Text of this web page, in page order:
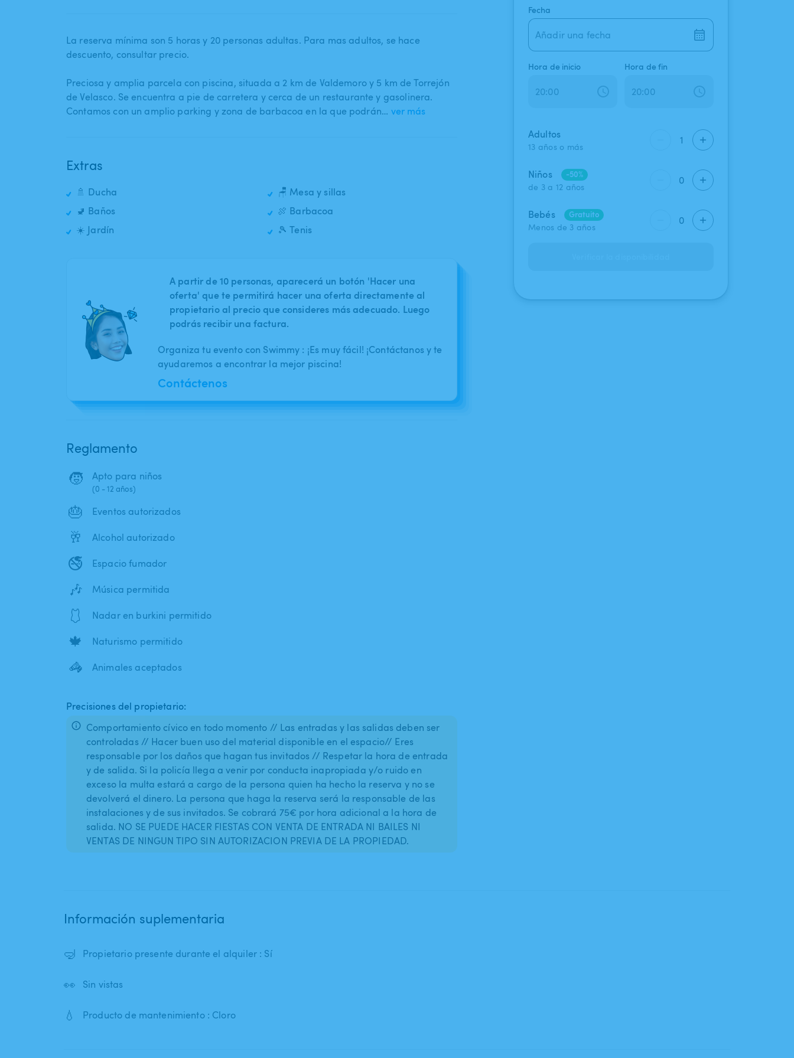
La reserva mínima son 5 horas y 20 personas adultas. Para mas adultos​,​ se hace
descuento​,​ consultar precio.
Preciosa y amplia parcela con piscina​,​ situada a 2 km de Valdemoro y 5 km de Torrejón
de Velasco. Se encuentra a pie de carretera y cerca de un restaurante y gasolinera.
Contamos con un amplio parking y zona de barbacoa en la que podrán… ver más
Extras
🚿 Ducha
🚽 Baños
☀️ Jardín
🪑 Mesa y sillas
🍖 Barbacoa
🎾 Tenis
A partir de 10 personas, aparecerá un botón 'Hacer una
oferta' que te permitirá hacer una oferta directamente al
propietario al precio que consideres más adecuado. Luego
podrás recibir una factura.
Organiza tu evento con Swimmy : ¡Es muy fácil! ¡Contáctanos y te
ayudaremos a encontrar la mejor piscina!
Contáctenos
Reglamento
🧒 Apto para niños
(0 - 12 años)
🎂 Eventos autorizados
🥂 Alcohol autorizado
🚭 Espacio fumador
🎶 Música permitida
🩱 Nadar en burkini permitido
🍁 Naturismo permitido
🦓 Animales aceptados
Precisiones del propietario:
Comportamiento cívico en todo momento // Las entradas y las salidas deben ser
controladas // Hacer buen uso del material disponible en el espacio// Eres
responsable por los daños que hagan tus invitados // Respetar la hora de entrada
y de salida. Si la policía llega a venir por conducta inapropiada y/o ruido en
exceso la multa estará a cargo de la persona quien ha hecho la reserva y no se
devolverá el dinero. La persona que haga la reserva será la responsable de las
instalaciones y de sus invitados. Se cobrará 75€ por hora adicional a la hora de
salida. NO SE PUEDE HACER FIESTAS CON VENTA DE ENTRADA NI BAILES NI
VENTAS DE NINGUN TIPO SIN AUTORIZACION PREVIA DE LA PROPIEDAD.
Fecha
Añadir una fecha
Hora de inicio Hora de fin
Adultos
13 años o más
1
Niños
-50%
de 3 a 12 años
0
Bebés
Gratuito
Menos de 3 años
0
Información suplementaria
🤿 Propietario presente durante el alquiler : Sí
👀 Sin vistas
💧 Producto de mantenimiento : Cloro